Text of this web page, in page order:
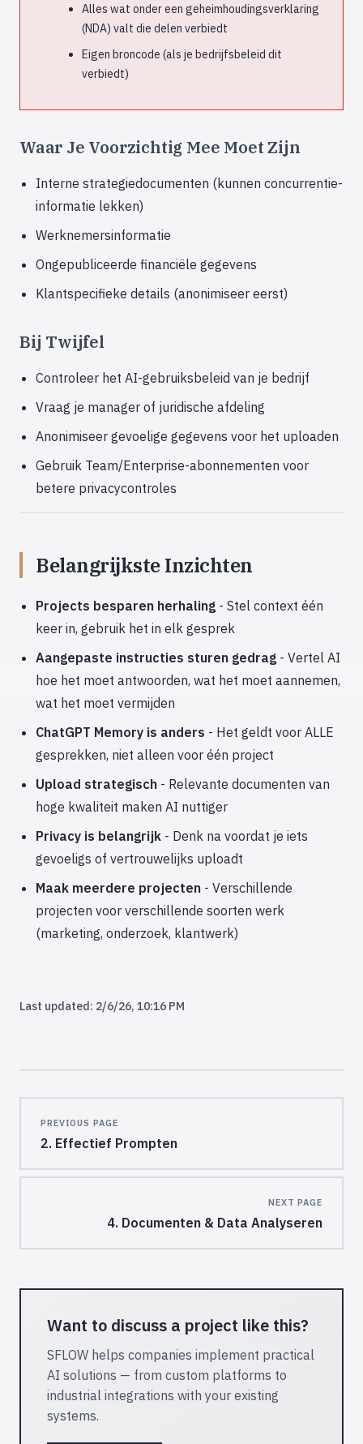
Alles wat onder een geheimhoudingsverklaring
(NDA) valt die delen verbiedt
Eigen broncode (als je bedrijfsbeleid dit
verbiedt)
Waar Je Voorzichtig Mee Moet Zijn
Interne strategiedocumenten (kunnen concurrentie-
informatie lekken)
Werknemersinformatie
Ongepubliceerde financiële gegevens
Klantspecifieke details (anonimiseer eerst)
Bij Twijfel
Controleer het AI-gebruiksbeleid van je bedrijf
Vraag je manager of juridische afdeling
Anonimiseer gevoelige gegevens voor het uploaden
Gebruik Team/Enterprise-abonnementen voor
betere privacycontroles
Belangrijkste Inzichten
Projects besparen herhaling - Stel context één
keer in, gebruik het in elk gesprek
Aangepaste instructies sturen gedrag - Vertel AI
hoe het moet antwoorden, wat het moet aannemen,
wat het moet vermijden
ChatGPT Memory is anders - Het geldt voor ALLE
gesprekken, niet alleen voor één project
Upload strategisch - Relevante documenten van
hoge kwaliteit maken AI nuttiger
Privacy is belangrijk - Denk na voordat je iets
gevoeligs of vertrouwelijks uploadt
Maak meerdere projecten - Verschillende
projecten voor verschillende soorten werk
(marketing, onderzoek, klantwerk)
Last updated: 2/6/26, 10:16 PM
PREVIOUS PAGE
2. Effectief Prompten
NEXT PAGE
4. Documenten & Data Analyseren
Want to discuss a project like this?
SFLOW helps companies implement practical
AI solutions — from custom platforms to
industrial integrations with your existing
systems.